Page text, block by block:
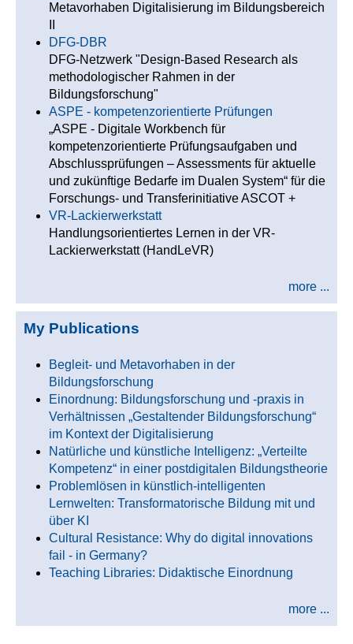
Metavorhaben Digitalisierung im Bildungsbereich
DFG-DBR
DFG-Netzwerk "Design-Based Research als
methodologischer Rahmen in der
Bildungsforschung"
ASPE - kompetenzorientierte Prüfungen
„ASPE - Digitale Workbench für
kompetenzorientierte Prüfungsaufgaben und
Abschlussprüfungen – Assessments für aktuelle
und zukünftige Bedarfe im Dualen System“ für die
Forschungs- und Transferinitiative ASCOT +
VR-Lackierwerkstatt
Handlungsorientiertes Lernen in der VR-
Lackierwerkstatt (HandLeVR)
more ...
My Publications
Begleit- und Metavorhaben in der
Bildungsforschung
Einordnung: Bildungsforschung und -praxis in
Verhältnissen „Gestaltender Bildungsforschung“
im Kontext der Digitalisierung
Natürliche und künstliche Intelligenz: „Verteilte
Kompetenz“ in einer postdigitalen Bildungstheorie
Problemlösen in künstlich-intelligenten
Lernwelten: Transformatorische Bildung mit und
über KI
Cultural Resistance: Why do digital innovations
fail - in Germany?
Teaching Libraries: Didaktische Einordnung
more ...